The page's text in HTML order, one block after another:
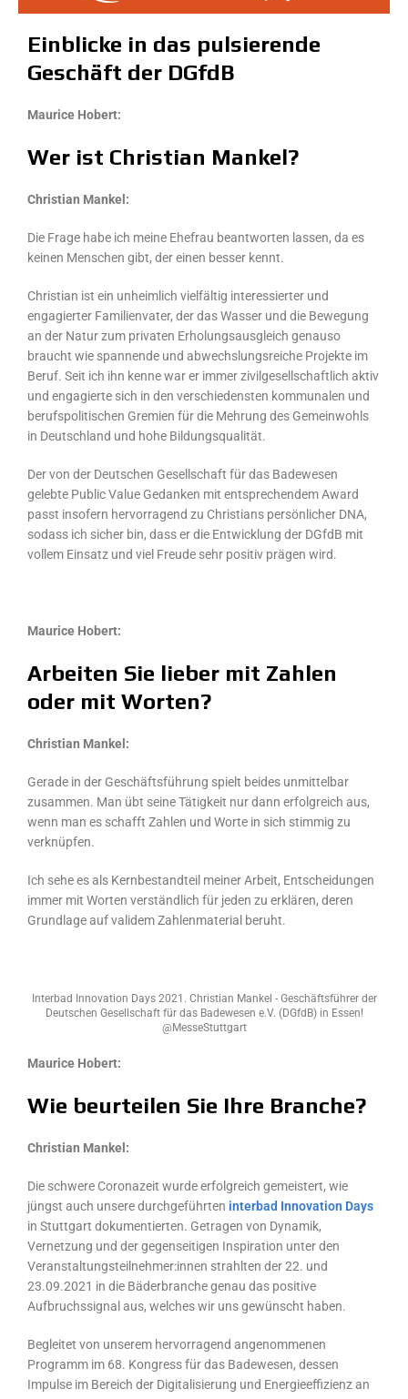
Einblicke in das pulsierende
Geschäft der DGfdB
Maurice Hobert:
Wer ist Christian Mankel?
Christian Mankel:
Die Frage habe ich meine Ehefrau beantworten lassen, da es
keinen Menschen gibt, der einen besser kennt.
Christian ist ein unheimlich vielfältig interessierter und
engagierter Familienvater, der das Wasser und die Bewegung
an der Natur zum privaten Erholungsausgleich genauso
braucht wie spannende und abwechslungsreiche Projekte im
Beruf. Seit ich ihn kenne war er immer zivilgesellschaftlich aktiv
und engagierte sich in den verschiedensten kommunalen und
berufspolitischen Gremien für die Mehrung des Gemeinwohls
in Deutschland und hohe Bildungsqualität.
Der von der Deutschen Gesellschaft für das Badewesen
gelebte Public Value Gedanken mit entsprechendem Award
passt insofern hervorragend zu Christians persönlicher DNA,
sodass ich sicher bin, dass er die Entwicklung der DGfdB mit
vollem Einsatz und viel Freude sehr positiv prägen wird.
Maurice Hobert:
Arbeiten Sie lieber mit Zahlen
oder mit Worten?
Christian Mankel:
Gerade in der Geschäftsführung spielt beides unmittelbar
zusammen. Man übt seine Tätigkeit nur dann erfolgreich aus,
wenn man es schafft Zahlen und Worte in sich stimmig zu
verknüpfen.
Ich sehe es als Kernbestandteil meiner Arbeit, Entscheidungen
immer mit Worten verständlich für jeden zu erklären, deren
Grundlage auf validem Zahlenmaterial beruht.
Interbad Innovation Days 2021. Christian Mankel - Geschäftsführer der
Deutschen Gesellschaft für das Badewesen e.V. (DGfdB) in Essen!
@MesseStuttgart
Maurice Hobert:
Wie beurteilen Sie Ihre Branche?
Christian Mankel:
Die schwere Coronazeit wurde erfolgreich gemeistert, wie
jüngst auch unsere durchgeführten interbad Innovation Days
in Stuttgart dokumentierten. Getragen von Dynamik,
Vernetzung und der gegenseitigen Inspiration unter den
Veranstaltungsteilnehmer:innen strahlten der 22. und
23.09.2021 in die Bäderbranche genau das positive
Aufbruchssignal aus, welches wir uns gewünscht haben.
Begleitet von unserem hervorragend angenommenen
Programm im 68. Kongress für das Badewesen, dessen
Impulse im Bereich der Digitalisierung und Energieeffizienz an